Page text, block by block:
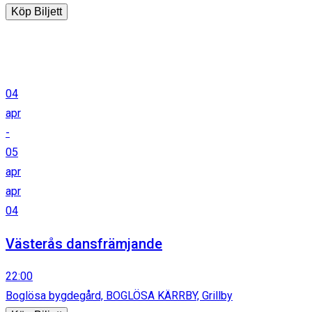
Köp Biljett
04
apr
-
05
apr
apr
04
Västerås dansfrämjande
22:00
Boglösa bygdegård, BOGLÖSA KÄRRBY, Grillby